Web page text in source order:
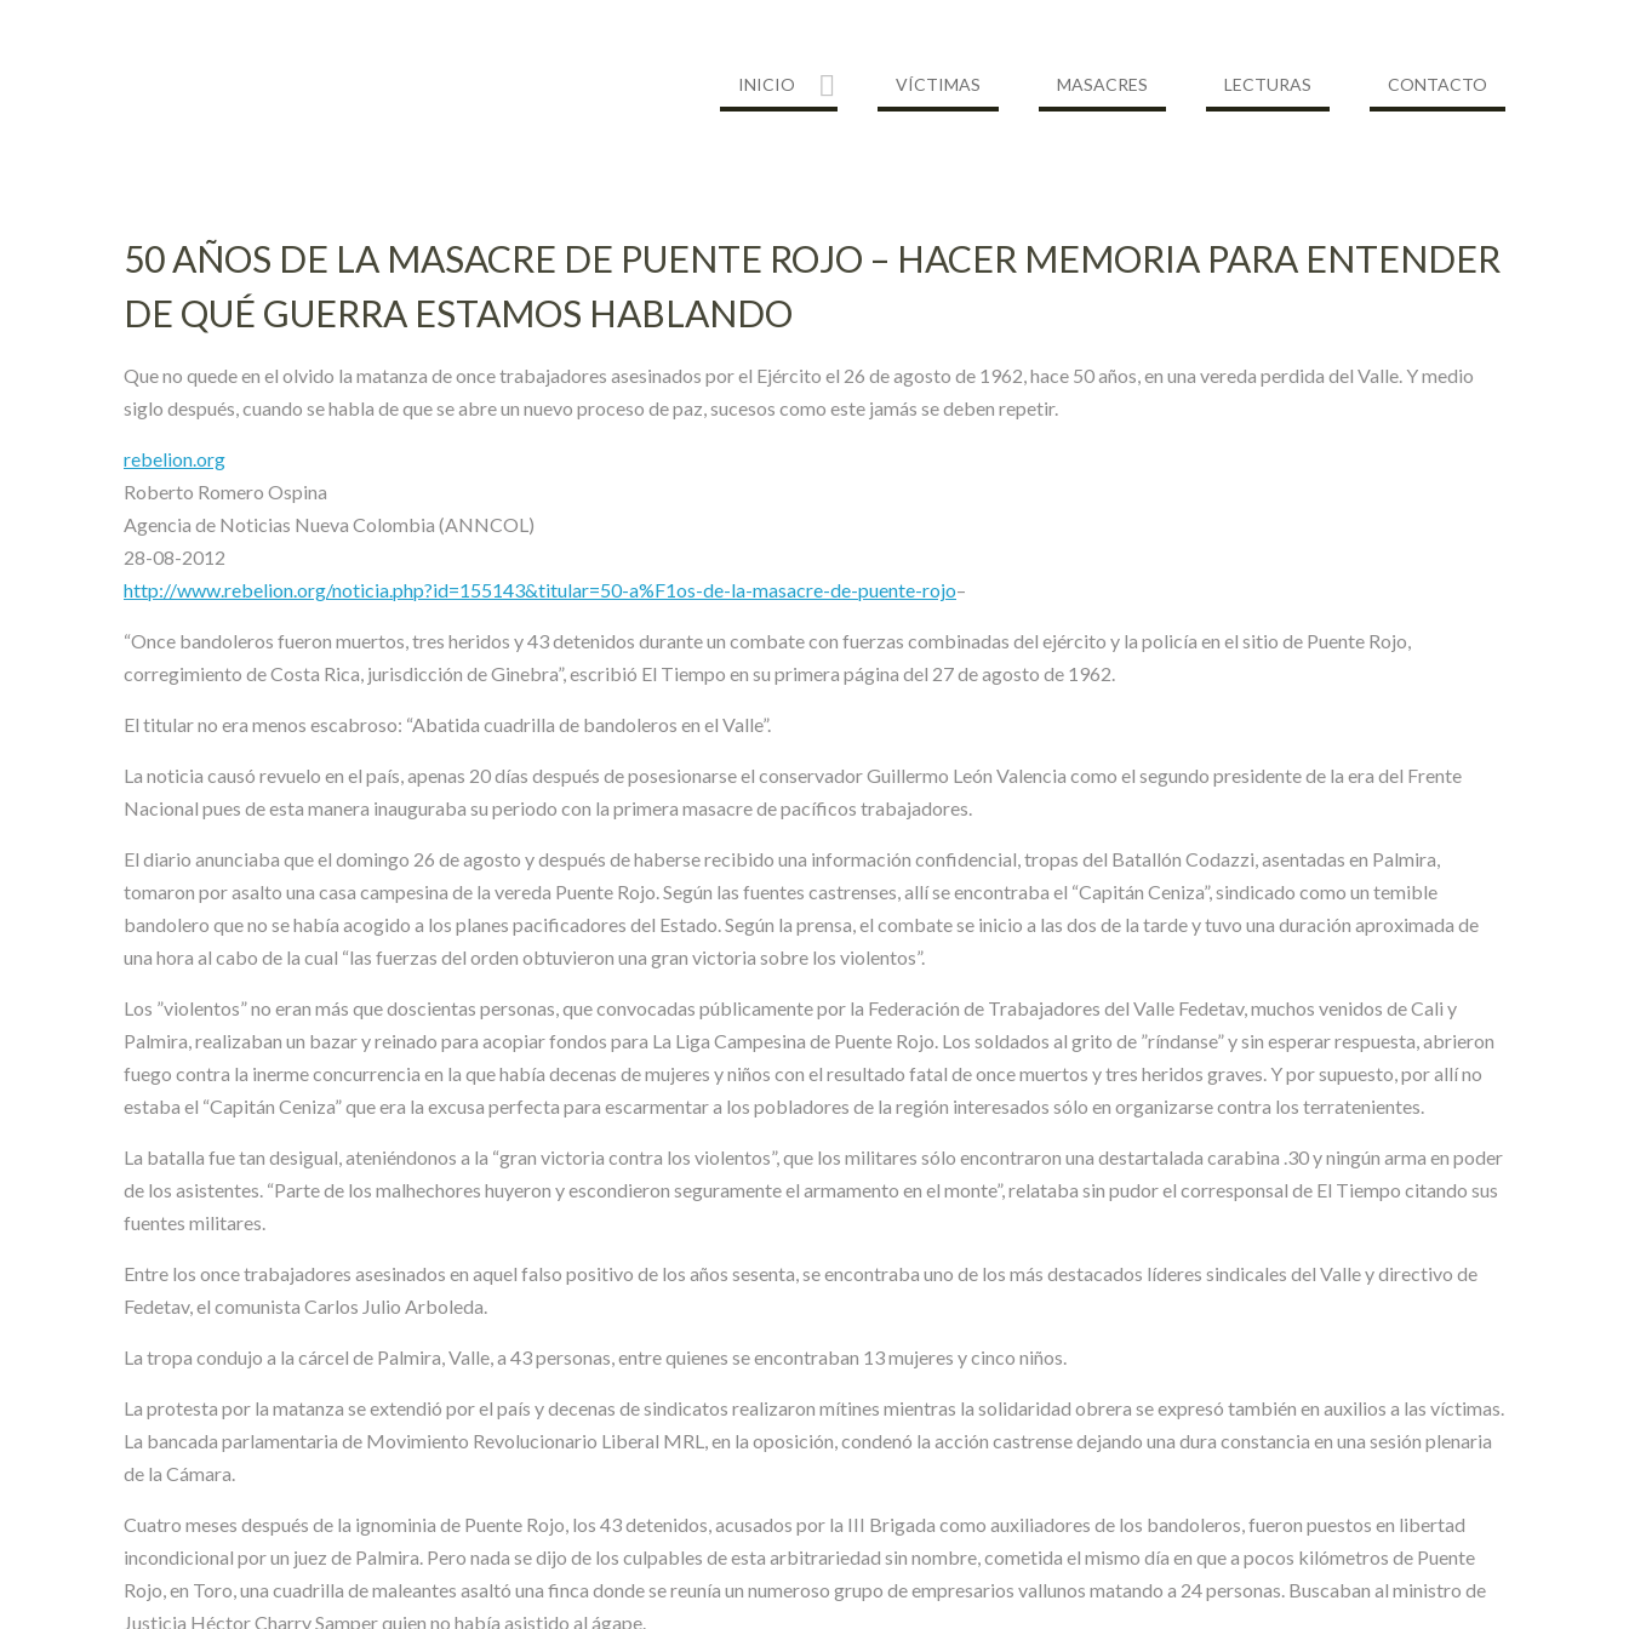
INICIO VÍCTIMAS MASACRES LECTURAS CONTACTO
50 AÑOS DE LA MASACRE DE PUENTE ROJO – HACER MEMORIA PARA ENTENDER
DE QUÉ GUERRA ESTAMOS HABLANDO
Que no quede en el olvido la matanza de once trabajadores asesinados por el Ejército el 26 de agosto de 1962, hace 50 años, en una vereda perdida del Valle. Y medio
siglo después, cuando se habla de que se abre un nuevo proceso de paz, sucesos como este jamás se deben repetir.
rebelion.org
Roberto Romero Ospina
Agencia de Noticias Nueva Colombia (ANNCOL)
28-08-2012
http://www.rebelion.org/noticia.php?id=155143&titular=50-a%F1os-de-la-masacre-de-puente-rojo–
“Once bandoleros fueron muertos, tres heridos y 43 detenidos durante un combate con fuerzas combinadas del ejército y la policía en el sitio de Puente Rojo,
corregimiento de Costa Rica, jurisdicción de Ginebra”, escribió El Tiempo en su primera página del 27 de agosto de 1962.
El titular no era menos escabroso: “Abatida cuadrilla de bandoleros en el Valle”.
La noticia causó revuelo en el país, apenas 20 días después de posesionarse el conservador Guillermo León Valencia como el segundo presidente de la era del Frente
Nacional pues de esta manera inauguraba su periodo con la primera masacre de pacíficos trabajadores.
El diario anunciaba que el domingo 26 de agosto y después de haberse recibido una información confidencial, tropas del Batallón Codazzi, asentadas en Palmira,
tomaron por asalto una casa campesina de la vereda Puente Rojo. Según las fuentes castrenses, allí se encontraba el “Capitán Ceniza”, sindicado como un temible
bandolero que no se había acogido a los planes pacificadores del Estado. Según la prensa, el combate se inicio a las dos de la tarde y tuvo una duración aproximada de
una hora al cabo de la cual “las fuerzas del orden obtuvieron una gran victoria sobre los violentos”.
Los ”violentos” no eran más que doscientas personas, que convocadas públicamente por la Federación de Trabajadores del Valle Fedetav, muchos venidos de Cali y
Palmira, realizaban un bazar y reinado para acopiar fondos para La Liga Campesina de Puente Rojo. Los soldados al grito de ”ríndanse” y sin esperar respuesta, abrieron
fuego contra la inerme concurrencia en la que había decenas de mujeres y niños con el resultado fatal de once muertos y tres heridos graves. Y por supuesto, por allí no
estaba el “Capitán Ceniza” que era la excusa perfecta para escarmentar a los pobladores de la región interesados sólo en organizarse contra los terratenientes.
La batalla fue tan desigual, ateniéndonos a la “gran victoria contra los violentos”, que los militares sólo encontraron una destartalada carabina .30 y ningún arma en poder
de los asistentes. “Parte de los malhechores huyeron y escondieron seguramente el armamento en el monte”, relataba sin pudor el corresponsal de El Tiempo citando sus
fuentes militares.
Entre los once trabajadores asesinados en aquel falso positivo de los años sesenta, se encontraba uno de los más destacados líderes sindicales del Valle y directivo de
Fedetav, el comunista Carlos Julio Arboleda.
La tropa condujo a la cárcel de Palmira, Valle, a 43 personas, entre quienes se encontraban 13 mujeres y cinco niños.
La protesta por la matanza se extendió por el país y decenas de sindicatos realizaron mítines mientras la solidaridad obrera se expresó también en auxilios a las víctimas.
La bancada parlamentaria de Movimiento Revolucionario Liberal MRL, en la oposición, condenó la acción castrense dejando una dura constancia en una sesión plenaria
de la Cámara.
Cuatro meses después de la ignominia de Puente Rojo, los 43 detenidos, acusados por la III Brigada como auxiliadores de los bandoleros, fueron puestos en libertad
incondicional por un juez de Palmira. Pero nada se dijo de los culpables de esta arbitrariedad sin nombre, cometida el mismo día en que a pocos kilómetros de Puente
Rojo, en Toro, una cuadrilla de maleantes asaltó una finca donde se reunía un numeroso grupo de empresarios vallunos matando a 24 personas. Buscaban al ministro de
Justicia Héctor Charry Samper quien no había asistido al ágape.